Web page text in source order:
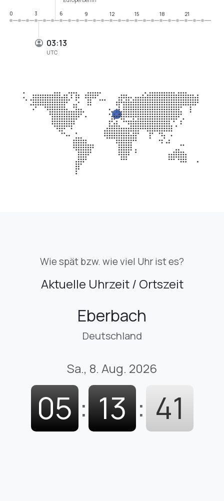
03:13
UTC
0
3 6 9 12 15 18 21
Wie spät bzw. wie viel Uhr ist es?
Aktuelle Uhrzeit / Ortszeit
Eberbach
Deutschland
Sa., 8. Aug. 2026
05 : 13 : 42